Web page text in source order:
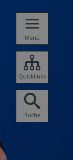
Menü
Quicklinks
Suche